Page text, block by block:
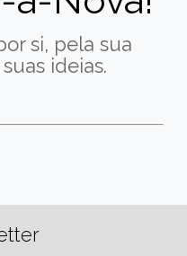
si, pela sua
ideias.